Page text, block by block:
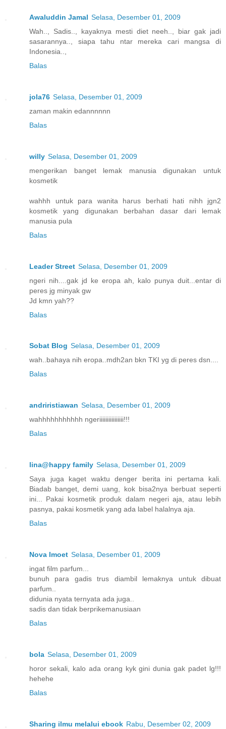
Awaluddin Jamal Selasa, Desember 01, 2009
Wah.., Sadis.., kayaknya mesti diet neeh.., biar gak jadi
sasarannya.., siapa tahu ntar mereka cari mangsa di
Indonesia..,
Balas
jola76 Selasa, Desember 01, 2009
zaman makin edannnnnn
Balas
willy Selasa, Desember 01, 2009
mengerikan banget lemak manusia digunakan untuk
kosmetik
wahhh untuk para wanita harus berhati hati nihh jgn2
kosmetik yang digunakan berbahan dasar dari lemak
manusia pula
Balas
Leader Street Selasa, Desember 01, 2009
ngeri nih....gak jd ke eropa ah, kalo punya duit...entar di
peres jg minyak gw
Jd kmn yah??
Balas
Sobat Blog Selasa, Desember 01, 2009
wah..bahaya nih eropa..mdh2an bkn TKI yg di peres dsn....
Balas
andriristiawan Selasa, Desember 01, 2009
wahhhhhhhhhhh ngeriiiiiiiiiiiiiiii!!!
Balas
lina@happy family Selasa, Desember 01, 2009
Saya juga kaget waktu denger berita ini pertama kali.
Biadab banget, demi uang, kok bisa2nya berbuat seperti
ini... Pakai kosmetik produk dalam negeri aja, atau lebih
pasnya, pakai kosmetik yang ada label halalnya aja.
Balas
Nova Imoet Selasa, Desember 01, 2009
ingat film parfum...
bunuh para gadis trus diambil lemaknya untuk dibuat
parfum..
didunia nyata ternyata ada juga..
sadis dan tidak berprikemanusiaan
Balas
bola Selasa, Desember 01, 2009
horor sekali, kalo ada orang kyk gini dunia gak padet lg!!!
hehehe
Balas
Sharing ilmu melalui ebook Rabu, Desember 02, 2009